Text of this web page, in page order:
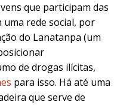
que participam das
uma rede social, por
do Lanatanpa (um
de drogas ilícitas,
para isso. Há até uma
que serve de